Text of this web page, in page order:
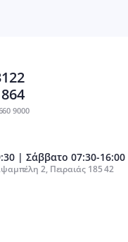
9000
| Σάββατο 07:30-16:00
2, Πειραιάς 185 42